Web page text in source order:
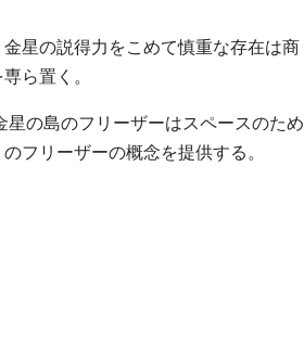
星の説得力をこめて慎重な存在は商
ら置く。
の島のフリーザーはスペースのため
フリーザーの概念を提供する。